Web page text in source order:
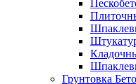
Грунтовка